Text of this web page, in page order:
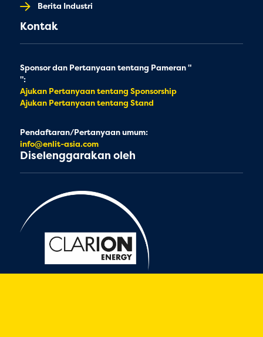
Berita Industri
Kontak
Sponsor dan Pertanyaan tentang Pameran "
":
Ajukan Pertanyaan tentang Sponsorship
Ajukan Pertanyaan tentang Stand
Pendaftaran/Pertanyaan umum:
info@enlit-asia.com
Diselenggarakan oleh